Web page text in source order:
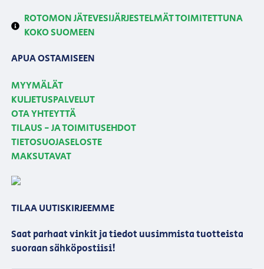
ROTOMON JÄTEVESIJÄRJESTELMÄT TOIMITETTUNA
KOKO SUOMEEN
APUA OSTAMISEEN
MYYMÄLÄT
KULJETUSPALVELUT
OTA YHTEYTTÄ
TILAUS - JA TOIMITUSEHDOT
TIETOSUOJASELOSTE
MAKSUTAVAT
TILAA UUTISKIRJEEMME
Saat parhaat vinkit ja tiedot uusimmista tuotteista
suoraan sähköpostiisi!